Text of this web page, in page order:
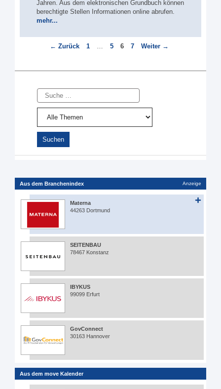
Jahren. Aus dem elektronischen Grundbuch können
berechtigte Stellen Informationen online abrufen.
mehr...
← Zurück Seite
1 Seite
5 Seite
6 Seite
7 Weiter →
Suche
Aus dem Branchenindex Anzeige
Materna
44263 Dortmund
SEITENBAU
78467 Konstanz
IBYKUS
99099 Erfurt
GovConnect
30163 Hannover
Aus dem move Kalender